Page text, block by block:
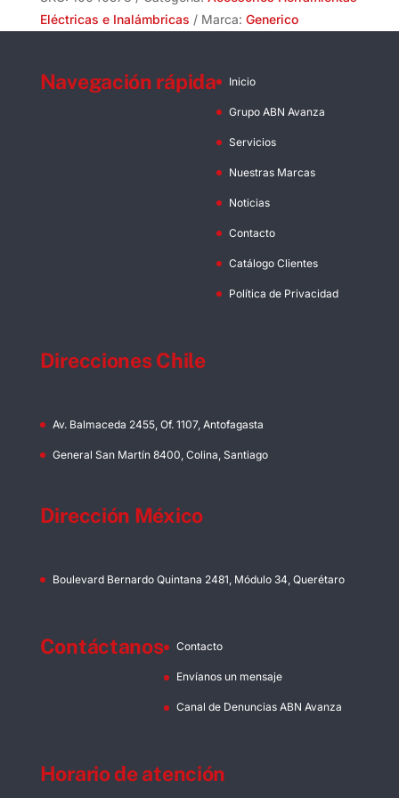
cantidad
Eléctricas e Inalámbricas
Marca: Generico
Navegación rápida Inicio
Grupo ABN Avanza
Servicios
Nuestras Marcas
Noticias
Contacto
Catálogo Clientes
Política de Privacidad
Direcciones Chile
Av. Balmaceda 2455, Of. 1107, Antofagasta
General San Martín 8400, Colina, Santiago
Dirección México
Boulevard Bernardo Quintana 2481, Módulo 34, Querétaro
Contáctanos Contacto
Envíanos un mensaje
Canal de Denuncias ABN Avanza
Horario de atención